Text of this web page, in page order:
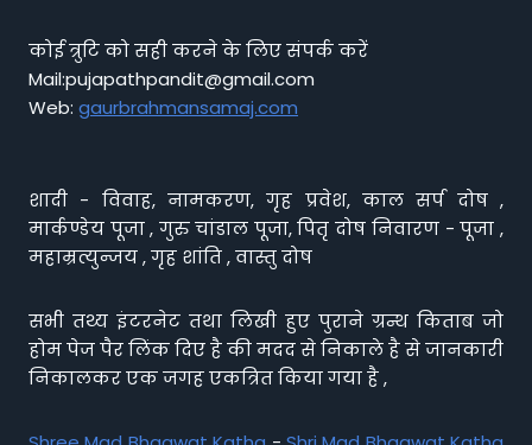
कोई त्रुटि को सही करने के लिए संपर्क करें
Mail:pujapathpandit@gmail.com
Web: gaurbrahmansamaj.com
शादी - विवाह, नामकरण, गृह प्रवेश, काल सर्प दोष ,
मार्कण्डेय पूजा , गुरु चांडाल पूजा, पितृ दोष निवारण - पूजा ,
महाम्रत्युन्जय , गृह शांति , वास्तु दोष
सभी तथ्य इंटरनेट तथा लिखी हुए पुराने ग्रन्थ किताब जो
होम पेज पैर लिंक दिए है की मदद से निकाले है से जानकारी
निकालकर एक जगह एकत्रित किया गया है ,